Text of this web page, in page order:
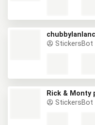
StickersBot
Rick & Monty
StickersBot